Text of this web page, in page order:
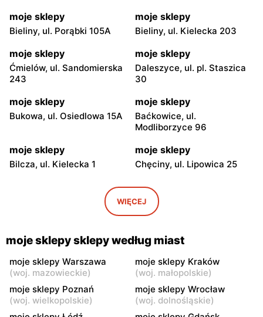
moje sklepy
Bieliny, ul. Porąbki 105A
moje sklepy
Bieliny, ul. Kielecka 203
moje sklepy
Ćmielów, ul. Sandomierska
243
moje sklepy
Daleszyce, ul. pl. Staszica
30
moje sklepy
Bukowa, ul. Osiedlowa 15A
moje sklepy
Baćkowice, ul.
Modliborzyce 96
moje sklepy
Bilcza, ul. Kielecka 1
moje sklepy
Chęciny, ul. Lipowica 25
Iwaniska, ul. Ujazdowska 5
moje sklepy
Bogoria, ul. Rynek 30
Gorzyce, ul. Szkolna 44 Grębów, ul. Wydrza 180
moje sklepy
Jadachy, ul. Jadachy 111
moje sklepy
Jeżowe, ul. Zalesie 77
moje sklepy
Kazimierza Wielka, ul.
moje sklepy
Kamień, ul. Błonie 23
WIĘCEJ
moje sklepy sklepy według miast
moje sklepy Warszawa
(woj. mazowieckie)
moje sklepy Kraków
(woj. małopolskie)
moje sklepy Poznań
(woj. wielkopolskie)
moje sklepy Wrocław
(woj. dolnośląskie)